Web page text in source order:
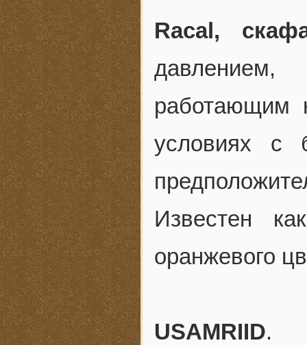
Racal,
давлением,
работающим
условиях с
Известен
оранжевого
USAMRIID.